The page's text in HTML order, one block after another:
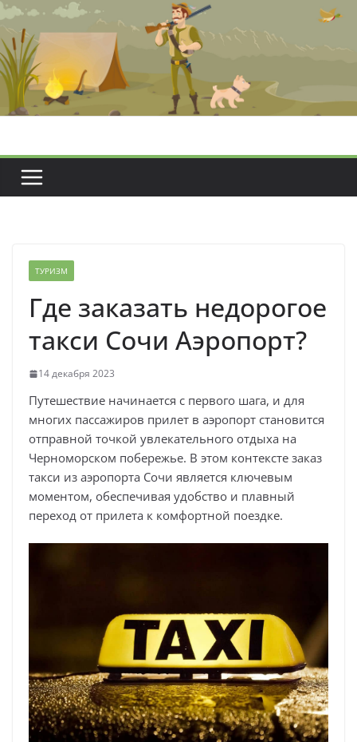
Перейти
содержимому
ТУРИЗМ
Где заказать недорогое
такси Сочи Аэропорт?
14 декабря 2023
Путешествие начинается с первого шага, и для
многих пассажиров прилет в аэропорт становится
отправной точкой увлекательного отдыха на
Черноморском побережье. В этом контексте заказ
такси из аэропорта Сочи является ключевым
моментом, обеспечивая удобство и плавный
переход от прилета к комфортной поездке.